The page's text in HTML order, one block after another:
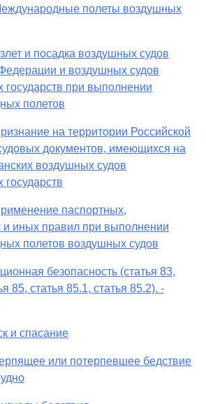
полеты воздушных
и посадка воздушных судов
и воздушных судов
государств при выполнении
полетов
на территории Российской
документов, имеющихся на
воздушных судов
государств
паспортных,
иных правил при выполнении
полетов воздушных судов
безопасность (статья 83,
85, статья 85.1, статья 85.2). -
и спасание
или потерпевшее бедствие